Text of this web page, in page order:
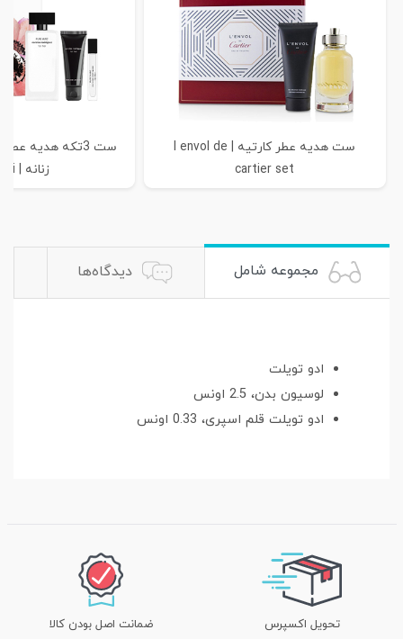
ست هدیه عطر کارتیه | l envol de
cartier set
ست 3تکه هدیه
زنانه | Narci...
مجموعه شامل دیدگاه‌ها
ادو تویلت
لوسیون بدن، 2.5 اونس
ادو تویلت قلم اسپری، 0.33 اونس
تحویل اکسپرس ضمانت اصل بودن کالا